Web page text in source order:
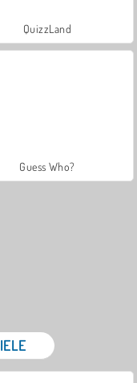
QuizzLand
Guess Who?